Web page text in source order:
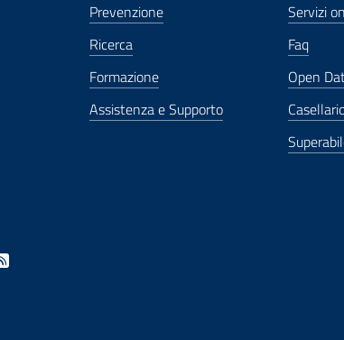
Prevenzione
Ricerca
Formazione
Assistenza e Supporto
Servizi
Faq
Open